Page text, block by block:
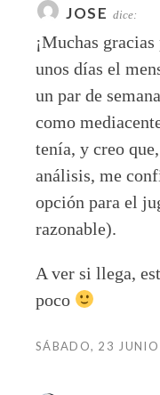
JOSE dice:
¡Muchas
unos días el
un par de
como
tenía, y creo
análisis, me
opción para el
razonable).
A ver si llega,
poco
SÁBADO, 23